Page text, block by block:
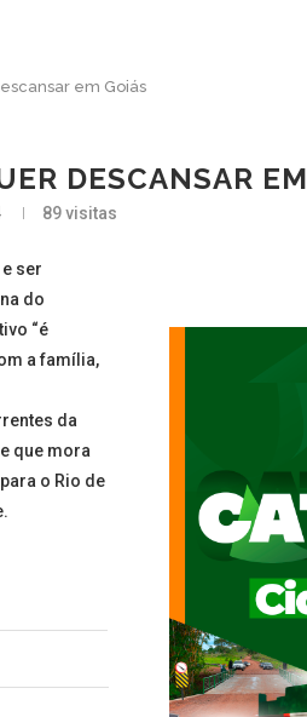
em Goiás
DESCANSAR
89visitas
ser
do
“é
a família,
da
que mora
o Rio de